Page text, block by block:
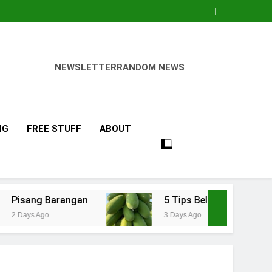
NEWSLETTERRANDOM NEWS
FREE STUFF ABOUT
5 Tips Belajar Pengetahuan Baru Bidang
3 Days Ago